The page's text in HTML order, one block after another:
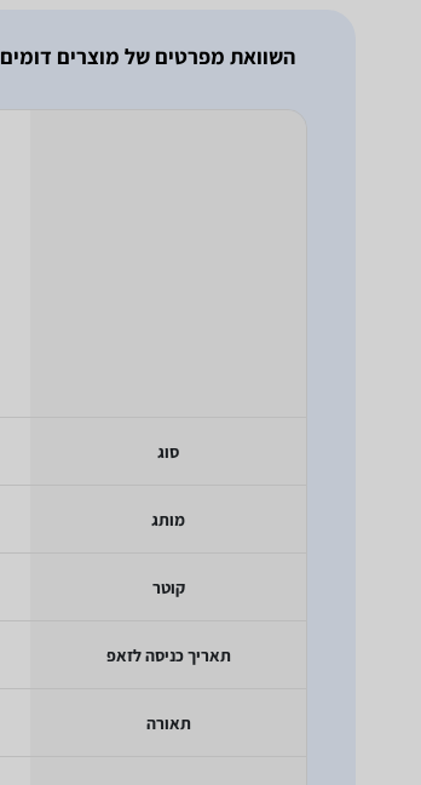
השוואת מפרטים של מוצרים דומים
סוג
מותג
קוטר
תאריך כניסה לזאפ
תאורה